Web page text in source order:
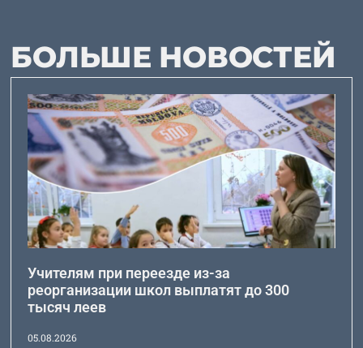
БОЛЬШЕ НОВОСТЕЙ
Учителям при переезде из-за
реорганизации школ выплатят до 300
тысяч леев
05.08.2026